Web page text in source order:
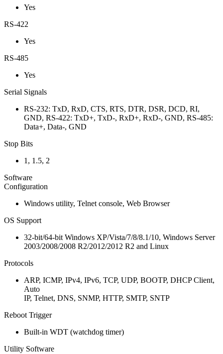
Yes
RS-422
Yes
RS-485
Yes
Serial Signals
RS-232: TxD, RxD, CTS, RTS, DTR, DSR, DCD, RI,
GND, RS-422: TxD+, TxD-, RxD+, RxD-, GND, RS-485:
Data+, Data-, GND
Stop Bits
1, 1.5, 2
Software
Configuration
Windows utility, Telnet console, Web Browser
OS Support
32-bit/64-bit Windows XP/Vista/7/8/8.1/10, Windows Server
2003/2008/2008 R2/2012/2012 R2 and Linux
Protocols
ARP, ICMP, IPv4, IPv6, TCP, UDP, BOOTP, DHCP Client,
Auto
IP, Telnet, DNS, SNMP, HTTP, SMTP, SNTP
Reboot Trigger
Built-in WDT (watchdog timer)
Utility Software